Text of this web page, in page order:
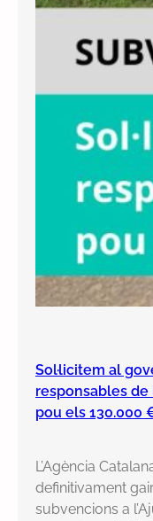
Sol·licitem al
responsables
pou els 130.000
L’Agència
definitivament
subvencions a